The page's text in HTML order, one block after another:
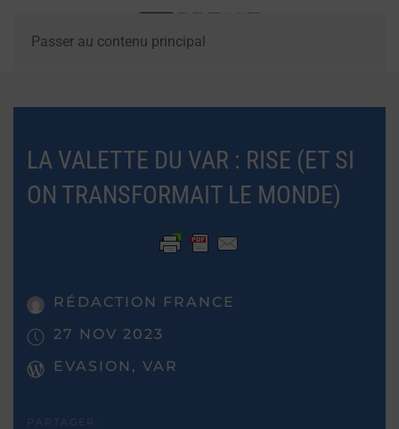
Passer au contenu principal
LA VALETTE DU VAR : RISE (ET SI
ON TRANSFORMAIT LE MONDE)
RÉDACTION FRANCE
27 NOV 2023
EVASION, VAR